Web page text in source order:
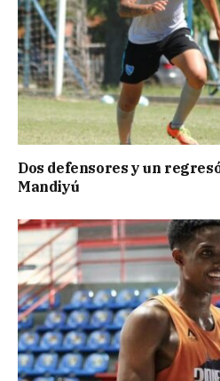
Dos defensores y un
Mandiyú